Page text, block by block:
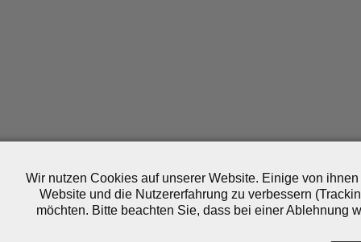
Wir nutzen Cookies auf unserer Website. Einige von
Website und die Nutzererfahrung zu verbessern
möchten. Bitte beachten Sie, dass bei einer Ablehnung